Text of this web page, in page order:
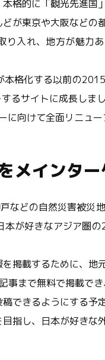
格的に「観光先進国
が東京や大阪などの
り入れ、地方が魅力
本格化する以前の
るサイトに成長しま
向けて全面リニュ
メインタ
などの自然災害被災
本が好きなアジア圏
掲載するために、
事まで無料で掲載で
できるようにする予
指し、日本が好きな